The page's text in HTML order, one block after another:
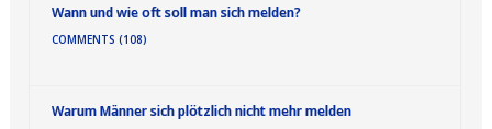
Wann und wie oft soll man sich melden?
COMMENTS (108)
Warum Männer sich plötzlich nicht mehr melden